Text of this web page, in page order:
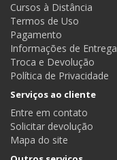
Cursos à Distância
Termos de Uso
Pagamento
Informações de Entrega
Troca e Devolução
Política de Privacidade
Serviços ao cliente
Entre em contato
Solicitar devolução
Mapa do site